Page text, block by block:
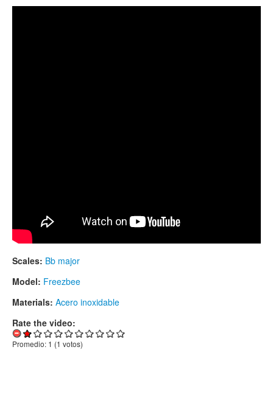
Scales: Bb major
Model: Freezbee
Materials: Acero inoxidable
Rate the video:
Promedio: 1 (1 votos)